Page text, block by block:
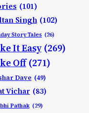
(101)
Singh (102)
Story Tales (26)
It Easy (269)
Off (271)
Dave (49)
Vichar (83)
Pathak (29)